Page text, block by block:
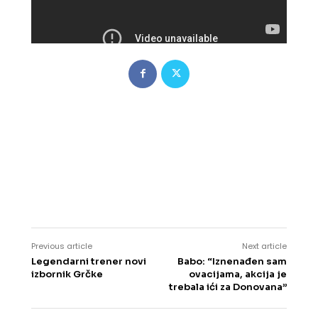
Previous article
Legendarni trener novi
izbornik Grčke
Next article
Babo: “Iznenađen sam
ovacijama, akcija je
trebala ići za Donovana”